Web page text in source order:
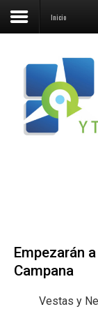
Inicio
Empezarán
Campana
Vestas y